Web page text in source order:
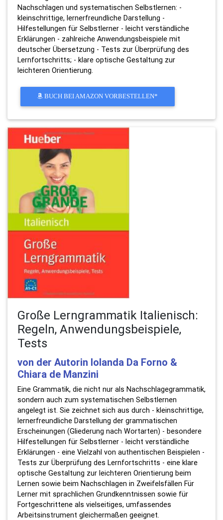
Nachschlagen und systematischen Selbstlernen: -
kleinschrittige, lernerfreundliche Darstellung -
Hilfestellungen für Selbstlerner - leicht verständliche
Erklärungen - zahlreiche Anwendungsbeispiele mit
deutscher Übersetzung - Tests zur Überprüfung des
Lernfortschritts; - klare optische Gestaltung zur
leichteren Orientierung.
BUCH BEI AMAZON VORBESTELLEN*
Große Lerngrammatik Italienisch:
Regeln, Anwendungsbeispiele,
Tests
von der Autorin Iolanda Da Forno &
Chiara de Manzini
Eine Grammatik, die nicht nur als Nachschlagegrammatik,
sondern auch zum systematischen Selbstlernen
angelegt ist. Sie zeichnet sich aus durch - kleinschrittige,
lernerfreundliche Darstellung der grammatischen
Erscheinungen (Gliederung nach Wortarten) - besondere
Hilfestellungen für Selbstlerner - leicht verständliche
Erklärungen - eine Vielzahl von authentischen Beispielen -
Tests zur Überprüfung des Lernfortschritts - eine klare
optische Gestaltung zur leichteren Orientierung beim
Lernen sowie beim Nachschlagen in Zweifelsfällen Für
Lerner mit sprachlichen Grundkenntnissen sowie für
Fortgeschrittene als vielseitiges, umfassendes
Arbeitsinstrument gleichermaßen geeignet.